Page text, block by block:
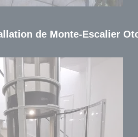
de Monte-Escalier